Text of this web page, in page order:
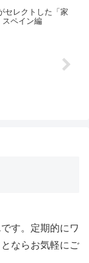
セレクトした「家
スペイン編
す。定期的にワ
ならお気軽にご